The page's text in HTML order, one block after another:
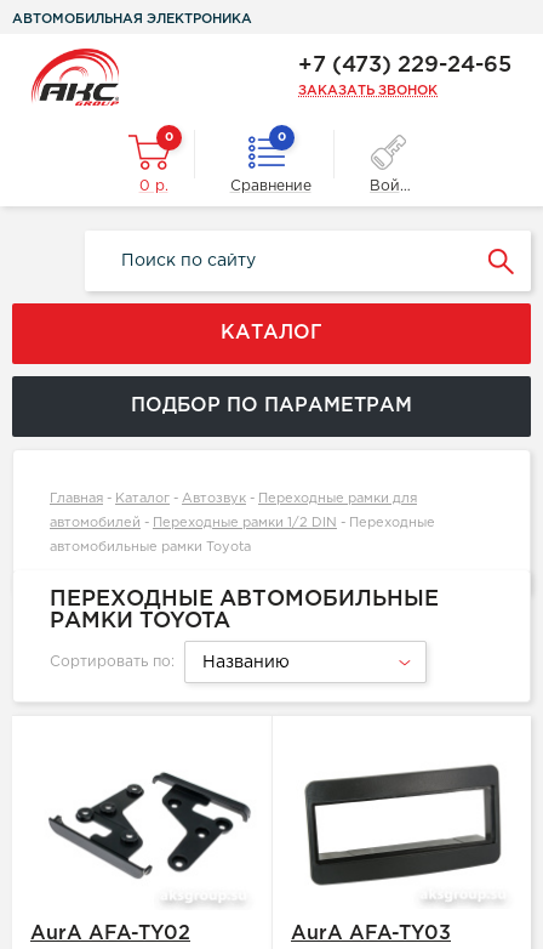
АВТОМОБИЛЬНАЯ ЭЛЕКТРОНИКА
+7 (473) 229-24-65
ЗАКАЗАТЬ ЗВОНОК
0
0 р.
0
Сравнение Войти
КАТАЛОГ
ПОДБОР ПО ПАРАМЕТРАМ
Главная - Каталог - Автозвук -
Переходные рамки для
автомобилей - Переходные рамки 1/2 DIN -
Переходные
автомобильные рамки Toyota
ПЕРЕХОДНЫЕ АВТОМОБИЛЬНЫЕ
РАМКИ TOYOTA
Сортировать по: Названию
AurA AFA-TY02 AurA AFA-TY03